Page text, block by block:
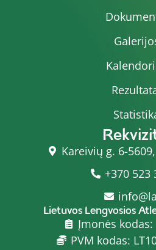
Kareivių g. 6-
+370 523
Lietuvos Lengvosios
Įmonės kodas:
PVM kodas: